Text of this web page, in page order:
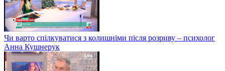
Чи варто спілкуватися з колишніми після розриву – психолог
Анна Кушнерук